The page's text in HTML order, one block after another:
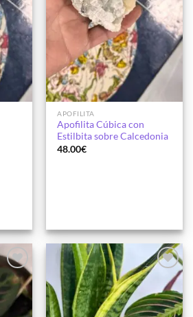
APOFILITA
Apofilita Cúbica con
Estilbita sobre Calcedonia
48.00€
Añadir
lista de
deseos
Añadir
a la
lista de
deseos